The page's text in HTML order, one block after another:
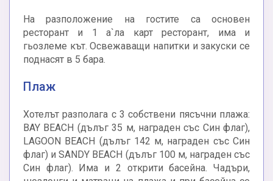
На разположение на гостите са основен
ресторант и 1 а`ла карт ресторант, има и
гьозлеме кът. Освежаващи напитки и закуски се
поднасят в 5 бара.
Плаж
Хотелът разполага с 3 собствени пясъчни плажа:
BAY BEACH (дълъг 35 м, награден със Син флаг),
LAGOON BEACH (дълъг 142 м, награден със Син
флаг) и SANDY BEACH (дълъг 100 м, награден със
Син флаг). Има и 2 открити басейна. Чадъри,